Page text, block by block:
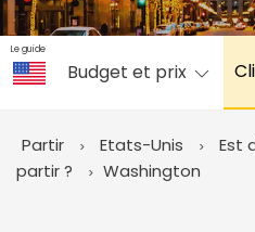
Le guide
Budget et prix
Partir Etats-Unis Est
partir ?
Washington
☀️ Où partir par mois
Mars
Juillet
Août
Décembre